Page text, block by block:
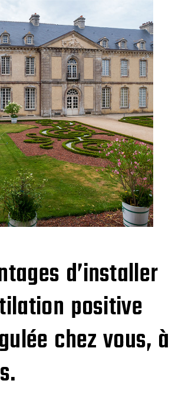
d’installer
positive
chez vous, à